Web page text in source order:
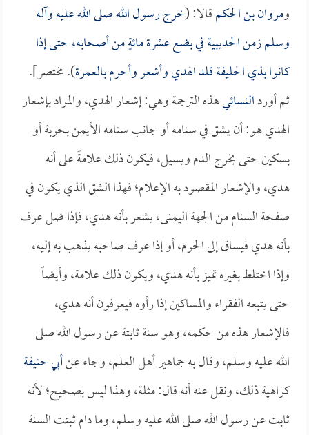
ومروان بن الحكمقالا: (خرج رسول الله صلى الله عليه وآله
وسلم زمن الحديبية في بضع عشرة مائةٍ من أصحابه، حتى إذا
كانوا بذي الحليفة قلد الهدي وأشعر وأحرم بالعمرة). مختصر].
ثم أوردالنسائيهذه الترجمة وهي: إشعار الهدي، والمراد بإشعار
الهدي هو: أن يشق في سنامه أو جانب سنامه الأيمن بحربة أو
بسكين حتى يخرج الدم ويسيل، فيكون ذلك علامةً على أنه
هدي، والإشعار المقصود به الإعلام؛ فهذا الشق الذي يكون في
صفحة السنام من الجهة اليمنى، يشعر بأنه هدي، فإذا ضل عرف
بأنه هدي فيساق إلى الحرم، أو إذا عرف صاحبه يذهب به إليه،
وإذا اختلط بغيره تميز بأنه هدي، ويكون ذلك علامة، وأيضاً
حتى يتبعه الفقراء والمساكين إذا رأوه فيعرفون أنه هدي،
فالإشعار هذه من حكمه، وهو سنة ثابتة عن رسول الله صلى
الله عليه وسلم، وقال به جماهير أهل العلم، وجاء عنأبي حنيفة
كراهية ذلك، ونقل عنه أنه قال: مثلة، وهذا ليس بصحيح؛ لأنه
ثابت عن رسول الله صلى الله عليه وسلم، وما دام ثبتت السنة